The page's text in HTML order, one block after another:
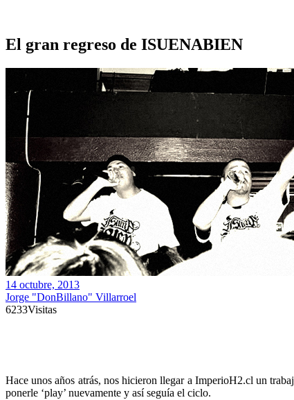
El gran regreso de ISUENABIEN
14 octubre, 2013
Jorge "DonBillano" Villarroel
6233Visitas
Hace unos años atrás, nos hicieron llegar a ImperioH2.cl un
ponerle ‘play’ nuevamente y así seguía el ciclo.